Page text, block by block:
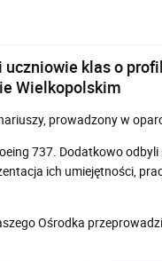
klas o
Wielkopolskim
prowadzony w
737. Dodatkowo
ich umiejętności,
Ośrodka